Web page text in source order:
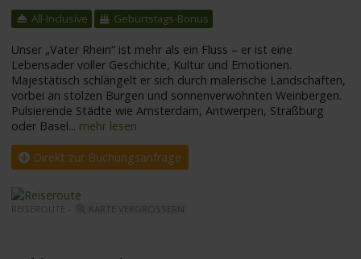
All-Inclusive Geburtstags-Bonus
Unser „Vater Rhein“ ist mehr als ein Fluss – er ist eine
Lebensader voller Geschichte, Kultur und Emotionen.
Majestätisch schlängelt er sich durch malerische Landschaften,
vorbei an stolzen Burgen und sonnenverwöhnten Weinbergen.
Pulsierende Städte wie Amsterdam, Antwerpen, Straßburg
oder Basel... mehr lesen
Direkt zur Buchungsanfrage
REISEROUTE -